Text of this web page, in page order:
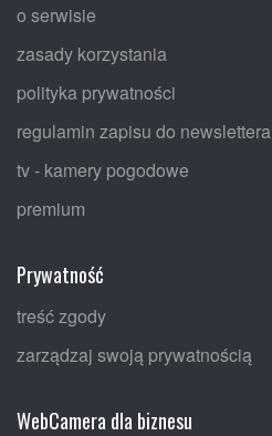
o serwisie
zasady korzystania
polityka prywatności
regulamin zapisu do newslettera
tv - kamery pogodowe
premium
Prywatność
treść zgody
zarządzaj swoją prywatnością
WebCamera dla biznesu